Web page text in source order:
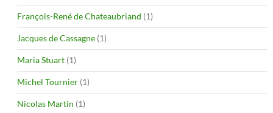
François-René de Chateaubriand (1)
Jacques de Cassagne (1)
Maria Stuart (1)
Michel Tournier (1)
Nicolas Martin (1)